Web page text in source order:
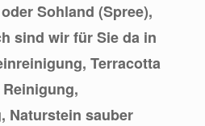
Sohland (Spree),
sind wir für Sie da in
Terracotta
Naturstein sauber